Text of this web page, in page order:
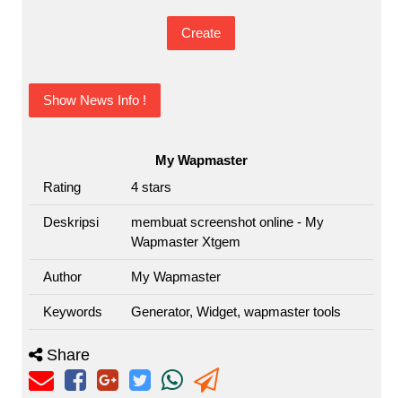
Show News Info !
My Wapmaster
Rating
4 stars
Deskripsi
membuat screenshot online - My
Wapmaster Xtgem
Author My Wapmaster
Keywords Generator, Widget, wapmaster tools
Share